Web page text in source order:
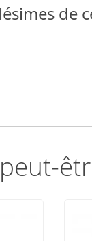
de